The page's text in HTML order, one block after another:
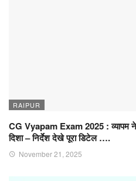
RAIPUR
CG Vyapam Exam 2025 : व्यापम ने
दिशा – निर्देश देखे पूरा डिटेल ….
November 21, 2025